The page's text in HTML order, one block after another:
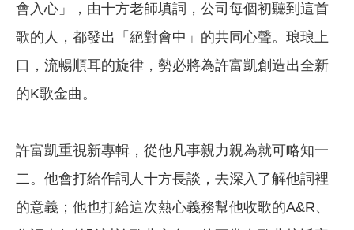
會入心」，由十方老師填詞，公司每個初聽到這首
歌的人，都發出「絕對會中」的共同心聲。琅琅上
口，流暢順耳的旋律，勢必將為許富凱創造出全新
的K歌金曲。
許富凱重視新專輯，從他凡事親力親為就可略知一
二。他會打給作詞人十方長談，去深入了解他詞裡
的意義；他也打給這次熱心義務幫他收歌的A&R、